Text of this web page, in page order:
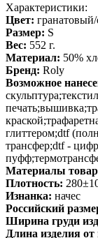
Характеристики:
Цвет:
Размер: S
Вес: 552 г.
Материал: 50%
Бренд: Roly
Возможное
глиттером;dtf
трансфер;dtf -
Материалы
Плотность:
Изнанка: начес
Российский
Ширина груди
Длина изделия